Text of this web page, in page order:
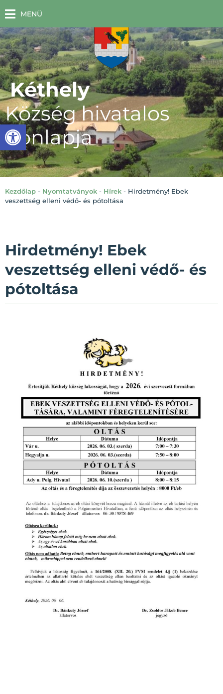
Eszköztár megnyitása
MENÜ
Kéthely
Község hivatalos
honlapja
Kezdőlap - Nyomtatványok - Hírek - Hirdetmény! Ebek
veszettség elleni védő- és pótoltása
Hirdetmény! Ebek
veszettség elleni védő- és
pótoltása